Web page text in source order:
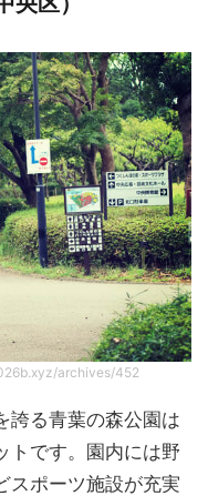
archives/452
誇る青葉の森公園は
トです。園内には野
スポーツ施設が充実